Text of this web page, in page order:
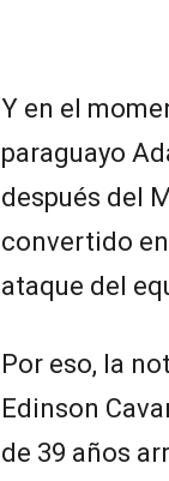
Y en el
paraguayo
después del
convertido
ataque del
Por eso, la
Edinson
de 39 años